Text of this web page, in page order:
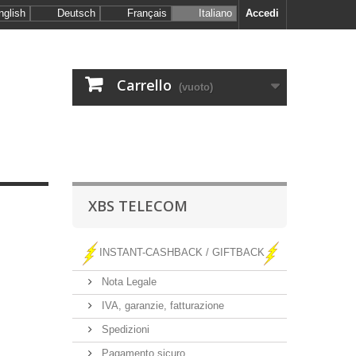
Accedi
Deutsch Français Italiano
Carrello (vuoto)
XBS TELECOM
INSTANT-CASHBACK / GIFTBACK
Nota Legale
IVA, garanzie, fatturazione
Spedizioni
Pagamento sicuro